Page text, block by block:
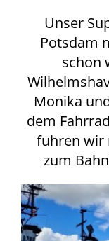
Unser
Potsdam
schon
Monika
dem
fuhren wir
zum